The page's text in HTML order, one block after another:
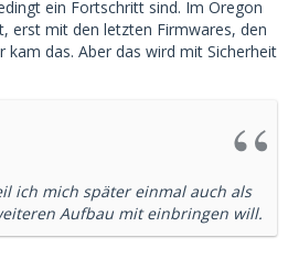
ein Fortschritt sind. Im Oregon
erst mit den letzten Firmwares, den
kam das. Aber das wird mit Sicherheit
ich mich später einmal auch als
Aufbau mit einbringen will.